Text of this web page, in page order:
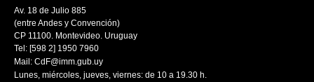
Av. 18 de Julio 885
(entre Andes y Convención)
CP 11100. Montevideo. Uruguay
Tel: [598 2] 1950 7960
Mail: CdF@imm.gub.uy
Lunes, miércoles, jueves, viernes: de 10 a 19.30 h.